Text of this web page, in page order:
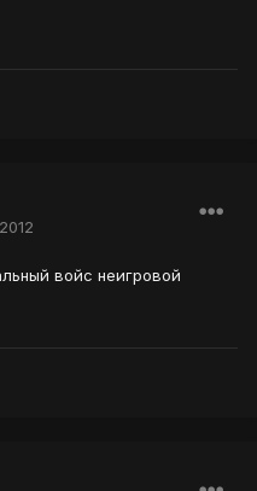
войс неигровой